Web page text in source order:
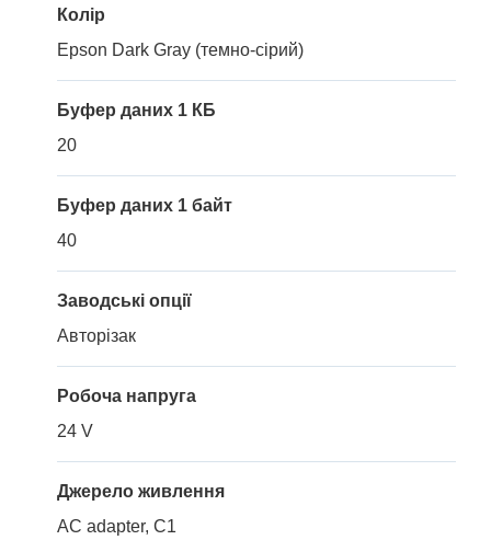
Колір
Epson Dark Gray (темно-сірий)
Буфер даних 1 КБ
20
Буфер даних 1 байт
40
Заводські опції
Авторізак
Робоча напруга
24 V
Джерело живлення
AC adapter, C1